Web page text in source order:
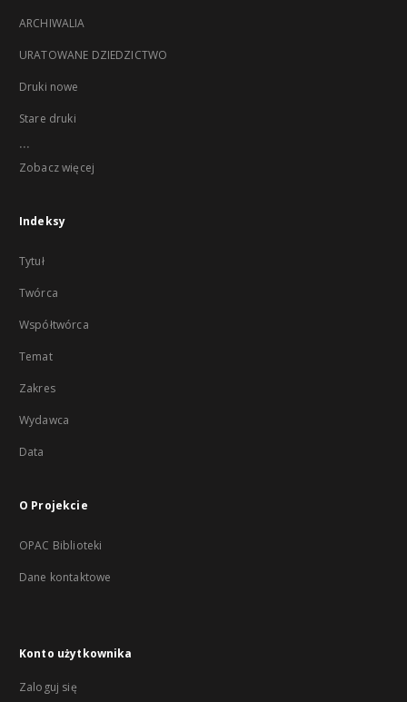
ARCHIWALIA
URATOWANE DZIEDZICTWO
Druki nowe
Stare druki
...
Zobacz więcej
Indeksy
Tytuł
Twórca
Współtwórca
Temat
Zakres
Wydawca
Data
O Projekcie
OPAC Biblioteki
Dane kontaktowe
Konto użytkownika
Zaloguj się